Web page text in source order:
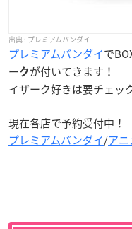
プレミアムバンダイ
プレミアムバンダイで
ーク が付いてきます！
イザーク好きは要チェッ
現在各店で予約受付中！
プレミアムバンダイ/アニ